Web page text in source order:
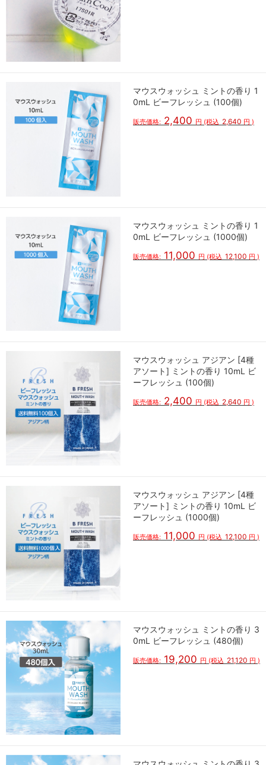
マウスウォッシュ ミントの香り 1
0mL ビーフレッシュ (100個)
販売価格: 2,400 円 (税込 2,640 円 )
マウスウォッシュ ミントの香り 1
0mL ビーフレッシュ (1000個)
販売価格: 11,000 円 (税込 12,100 円 )
マウスウォッシュ アジアン [4種
アソート] ミントの香り 10mL ビ
ーフレッシュ (100個)
販売価格: 2,400 円 (税込 2,640 円 )
マウスウォッシュ アジアン [4種
アソート] ミントの香り 10mL ビ
ーフレッシュ (1000個)
販売価格: 11,000 円 (税込 12,100 円 )
マウスウォッシュ ミントの香り 3
0mL ビーフレッシュ (480個)
販売価格: 19,200 円 (税込 21,120 円 )